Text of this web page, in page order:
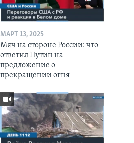
МАРТ 13, 2025
Мяч на стороне России: что
ответил Путин на
предложение о
прекращении огня